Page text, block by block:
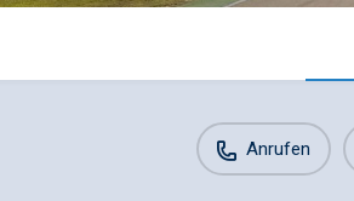
Anrufen